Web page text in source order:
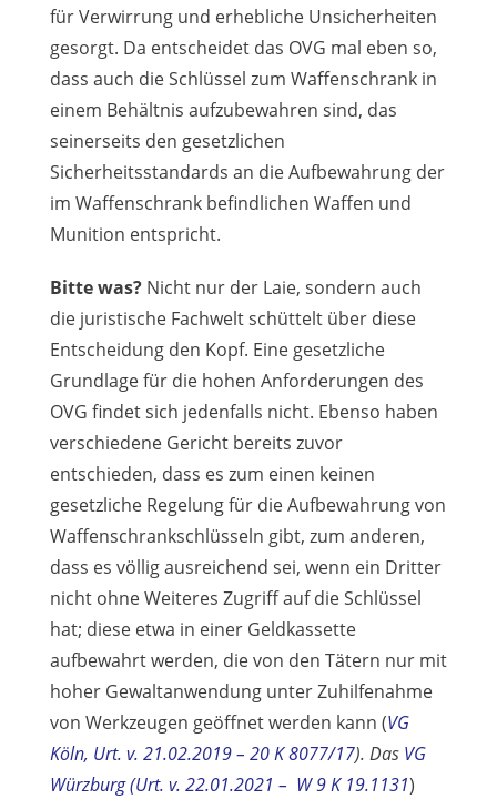
für Verwirrung und erhebliche Unsicherheiten
gesorgt. Da entscheidet das OVG mal eben so,
dass auch die Schlüssel zum Waffenschrank in
einem Behältnis aufzubewahren sind, das
seinerseits den gesetzlichen
Sicherheitsstandards an die Aufbewahrung der
im Waffenschrank befindlichen Waffen und
Munition entspricht.
Bitte was? Nicht nur der Laie, sondern auch
die juristische Fachwelt schüttelt über diese
Entscheidung den Kopf. Eine gesetzliche
Grundlage für die hohen Anforderungen des
OVG findet sich jedenfalls nicht. Ebenso haben
verschiedene Gericht bereits zuvor
entschieden, dass es zum einen keinen
gesetzliche Regelung für die Aufbewahrung von
Waffenschrankschlüsseln gibt, zum anderen,
dass es völlig ausreichend sei, wenn ein Dritter
nicht ohne Weiteres Zugriff auf die Schlüssel
hat; diese etwa in einer Geldkassette
aufbewahrt werden, die von den Tätern nur mit
hoher Gewaltanwendung unter Zuhilfenahme
von Werkzeugen geöffnet werden kann (VG
Köln, Urt. v. 21.02.2019 – 20 K 8077/17). Das VG
Würzburg (Urt. v. 22.01.2021 – W 9 K 19.1131)